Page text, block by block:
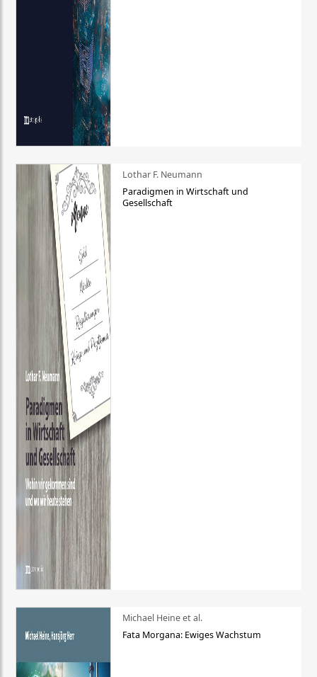
Lothar F. Neumann
Paradigmen in Wirtschaft und
Gesellschaft
Michael Heine et al.
Fata Morgana: Ewiges Wachstum